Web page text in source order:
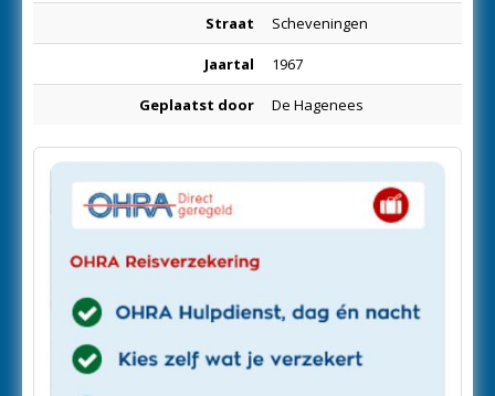
Straat Scheveningen
Jaartal 1967
Geplaatst door De Hagenees